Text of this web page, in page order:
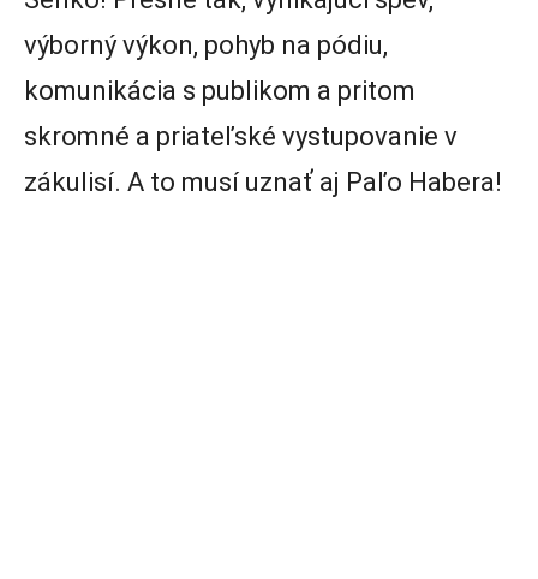
výborný výkon, pohyb na pódiu,
komunikácia s publikom a pritom
skromné a priateľské vystupovanie v
zákulisí. A to musí uznať aj Paľo Habera!